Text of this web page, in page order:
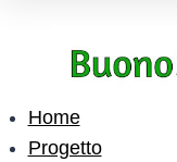
Home
Progetto